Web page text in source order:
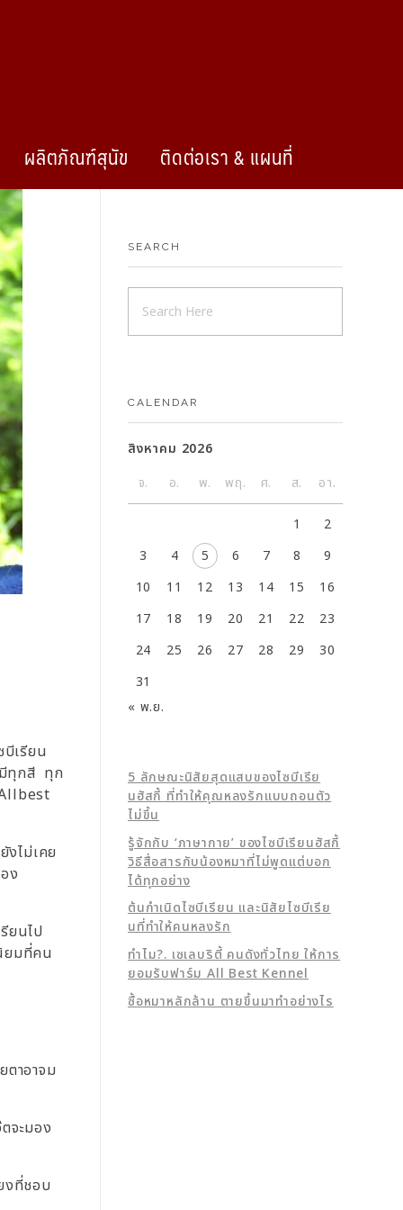
ผลิตภัณฑ์สุนัข ติดต่อเรา & แผนที่
เรียน
มีทุกสี ทุก
ไม่เคย
ง
ยนไป
ยมที่คน
ตาอาจม
จะมอง
งที่ชอบ
SEARCH
CALENDAR
สิงหาคม 2026
จ.
อ. พ. พฤ. ศ. ส. อา.
1
2
3
4 5 6 7 8
9
10
11 12 13 14 15
16
17
18 19 20 21 22
23
24
25 26 27 28 29
30
31
« พ.ย.
5 ลักษณะนิสัยสุดแสบของไซบีเรีย
นฮัสกี้ ที่ทำให้คุณหลงรักแบบถอนตัว
ไม่ขึ้น
รู้จักกับ ‘ภาษากาย’ ของไซบีเรียนฮัสกี้
วิธีสื่อสารกับน้องหมาที่ไม่พูดแต่บอก
ได้ทุกอย่าง
ต้นกำเนิดไซบีเรียน และนิสัยไซบีเรีย
นที่ทำให้คนหลงรัก
ทำไม?. เซเลบริตี้ คนดังทั่วไทย ให้การ
ยอมรับฟาร์ม All Best Kennel
ซื้อหมาหลักล้าน ตายขึ้นมาทำอย่างไร